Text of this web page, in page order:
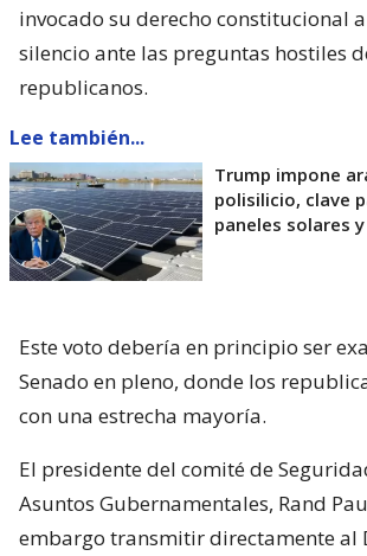
invocado su derecho constitucional
silencio ante las preguntas hostiles
republicanos.
Lee también...
Trump impone
polisilicio, clave
paneles solares
Este voto debería en principio ser
Senado en pleno, donde los
con una estrecha mayoría.
El presidente del comité de
Asuntos Gubernamentales, Rand
embargo transmitir directamente al